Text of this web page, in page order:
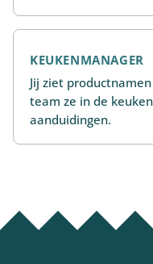
KEUKENMANAGER
Jij ziet
team ze in de
aanduidingen.